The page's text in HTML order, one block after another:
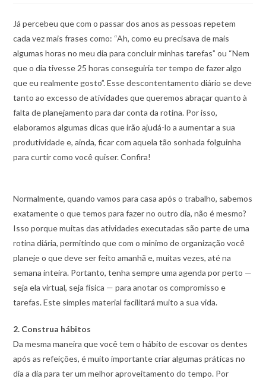
Já percebeu que com o passar dos anos as pessoas repetem
cada vez mais frases como: “Ah, como eu precisava de mais
algumas horas no meu dia para concluir minhas tarefas” ou “Nem
que o dia tivesse 25 horas conseguiria ter tempo de fazer algo
que eu realmente gosto”. Esse descontentamento diário se deve
tanto ao excesso de atividades que queremos abraçar quanto à
falta de planejamento para dar conta da rotina. Por isso,
elaboramos algumas dicas que irão ajudá-lo a aumentar a sua
produtividade e, ainda, ficar com aquela tão sonhada folguinha
para curtir como você quiser. Confira!
Normalmente, quando vamos para casa após o trabalho, sabemos
exatamente o que temos para fazer no outro dia, não é mesmo?
Isso porque muitas das atividades executadas são parte de uma
rotina diária, permitindo que com o mínimo de organização você
planeje o que deve ser feito amanhã e, muitas vezes, até na
semana inteira. Portanto, tenha sempre uma agenda por perto —
seja ela virtual, seja física — para anotar os compromisso e
tarefas. Este simples material facilitará muito a sua vida.
2. Construa hábitos
Da mesma maneira que você tem o hábito de escovar os dentes
após as refeições, é muito importante criar algumas práticas no
dia a dia para ter um melhor aproveitamento do tempo. Por